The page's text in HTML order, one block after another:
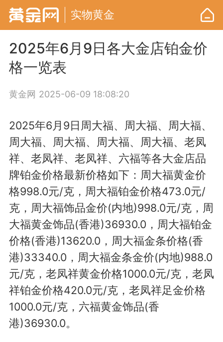
实物黄金
2025年6月9日各大金店铂金价
格一览表
黄金网 2025-06-09 18:08:20
2025年6月9日周大福、周大福、周大福、
周大福、周大福、周大福、周大福、老凤
祥、老凤祥、老凤祥、六福等各大金店品
牌铂金价格最新价格如下：周大福黄金价
格998.0元/克，周大福铂金价格473.0元/
克，周大福饰品金价(内地)998.0元/克，周
大福黄金饰品(香港)36930.0，周大福铂金
价格(香港)13620.0，周大福金条价格(香
港)33340.0，周大福金条金价(内地)988.0
元/克，老凤祥黄金价格1000.0元/克，老凤
祥铂金价格420.0元/克，老凤祥足金价格
1000.0元/克，六福黄金饰品(香
港)36930.0。